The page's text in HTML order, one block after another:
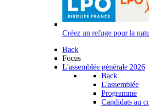
Créez un refuge pour la
Back
Focus
L'assemblée générale 2026
Back
L'assemblée
Programme
Candidats au